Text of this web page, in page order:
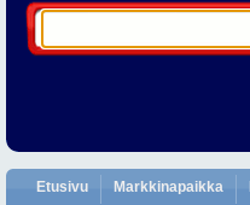
Etusivu Markkinapaikka